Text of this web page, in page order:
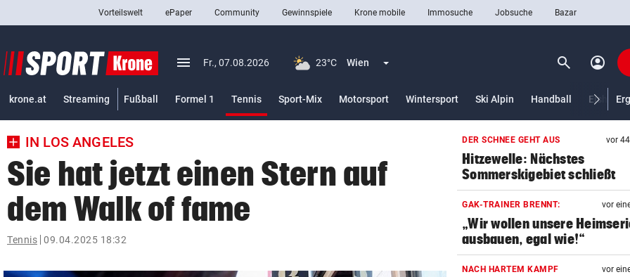
closeSchließen
Abonnieren
arrow_right
pin_drop
bookmark
search
Suchbegriff
Vorteilswelt ePaper Community Gewinnspiele Krone mobile Immosuche Jobsuche Bazar
menu Menü aufklappen
Fr., 07.08.2026 23°C Wien Menü aufklappen search Suchen
account_circle
krone.at Streaming Fußball Formel 1 Tennis
Sport-Mix
Motorsport Wintersport Ski Alpin Handball
IN LOS ANGELES
Sie hat jetzt einen Stern auf
dem Walk of fame
Tennis 09.04.2025 18:32
DER SCHNEE GEHT AUS vor
Hitzewelle: Nächstes
Sommerskigebiet schließt
GAK-TRAINER BRENNT: vor
„Wir wollen unsere
ausbauen, egal wie!“
NACH HARTEM KAMPF vor